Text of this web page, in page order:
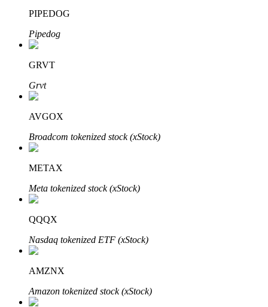
Leer staken
Meer informatie over het verdienen van passief inkomen
Bitrue
AI
PIPEDOG
Pipedog
GRVT
Grvt
AVGOX
Broadcom tokenized stock (xStock)
METAX
Meta tokenized stock (xStock)
QQQX
Nasdaq tokenized ETF (xStock)
AMZNX
Amazon tokenized stock (xStock)